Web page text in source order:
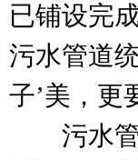
已铺设完
污水管道
子’美，更
污水管